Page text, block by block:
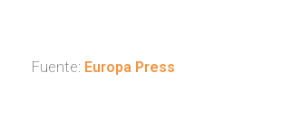
Fuente: Europa Press